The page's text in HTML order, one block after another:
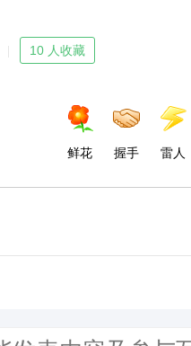
10 人收藏
鲜花 握手 雷人